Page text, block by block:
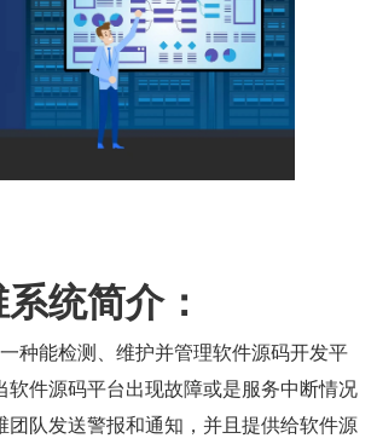
统简介：
软件源码平台出现故障或是服务中断情况
团队发送警报和通知，并且提供给软件源